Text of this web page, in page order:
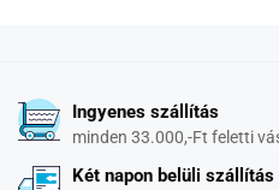
Ingyenes szállítás
minden 33.000,-Ft feletti
Két napon belüli szállítás